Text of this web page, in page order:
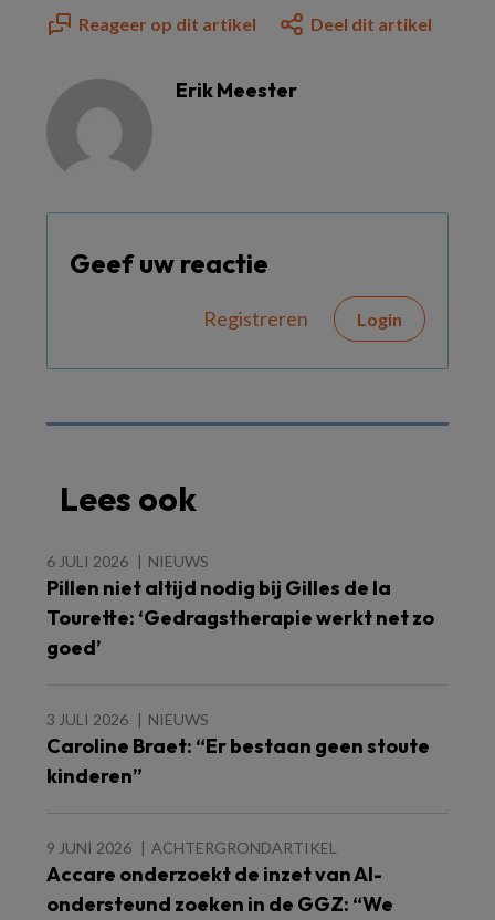
Reageer op dit artikel Deel dit artikel
Erik Meester
Geef uw reactie
Registreren Login
Lees ook
6 JULI 2026 NIEUWS
Pillen niet altijd nodig bij Gilles de la
Tourette: ‘Gedragstherapie werkt net zo
goed’
3 JULI 2026 NIEUWS
Caroline Braet: “Er bestaan geen stoute
kinderen”
9 JUNI 2026 ACHTERGRONDARTIKEL
Accare onderzoekt de inzet van AI-
ondersteund zoeken in de GGZ: “We